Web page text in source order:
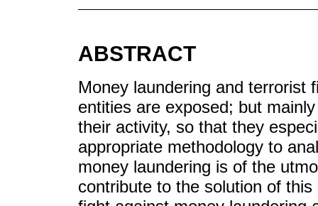
ABSTRACT
Money laundering and terrorist
entities are exposed; but
their activity, so that they
appropriate methodology to
money laundering is of the
contribute to the solution of